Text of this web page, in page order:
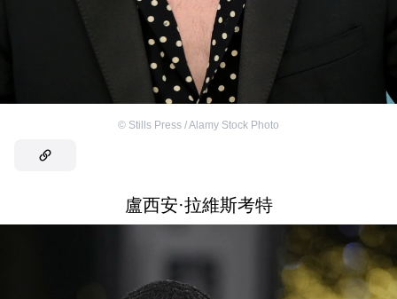
© Stills Press / Alamy Stock Photo
盧西安·拉維斯考特